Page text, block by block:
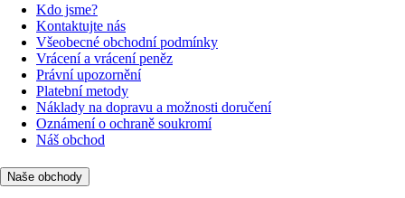
Kdo jsme?
Kontaktujte nás
Všeobecné obchodní podmínky
Vrácení a vrácení peněz
Právní upozornění
Platební metody
Náklady na dopravu a možnosti doručení
Oznámení o ochraně soukromí
Náš obchod
Naše obchody